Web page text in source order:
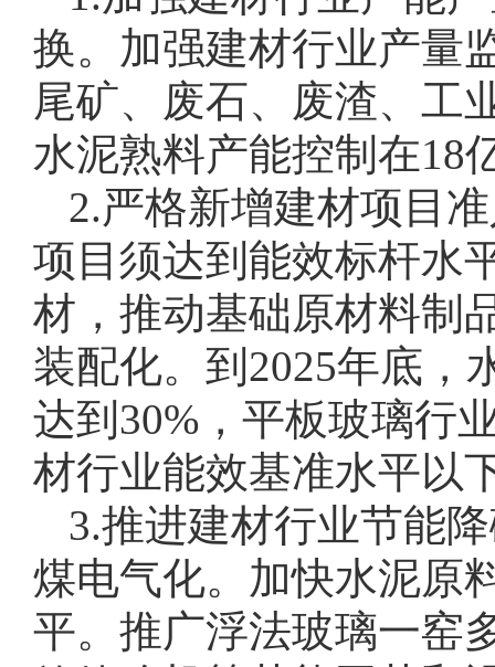
换。加强建材行业产量
尾矿、废石、废渣、工
水泥熟料产能控制在18
2.严格新增建材项目
项目须达到能效标杆水
材，推动基础原材料制
装配化。到2025年底，
达到30%，平板玻璃行
材行业能效基准水平以
3.推进建材行业节能
煤电气化。加快水泥原
平。推广浮法玻璃一窑